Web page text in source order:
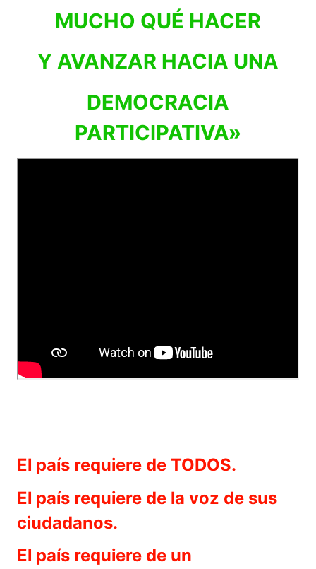
MUCHO QUÉ HACER
Y AVANZAR HACIA UNA
DEMOCRACIA
PARTICIPATIVA»
El país requiere de TODOS.
El país requiere de la voz de sus
ciudadanos.
El país requiere de un